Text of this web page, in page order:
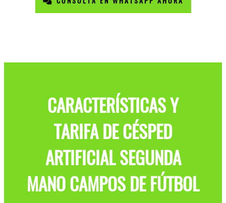
CARACTERÍSTICAS Y
TARIFA DE CÉSPED
ARTIFICIAL SEGUNDA
MANO CAMPOS DE FÚTBOL